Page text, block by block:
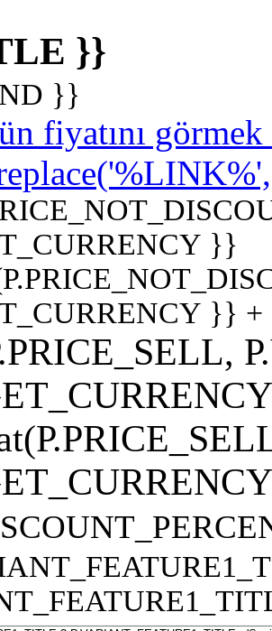
}}
}}
fiyatını
}}
}}